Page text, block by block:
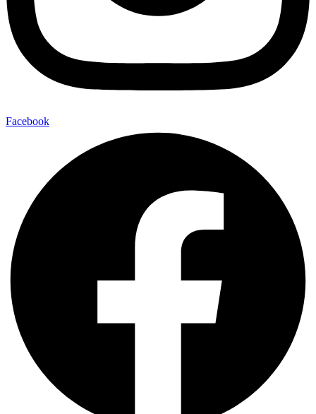
Facebook